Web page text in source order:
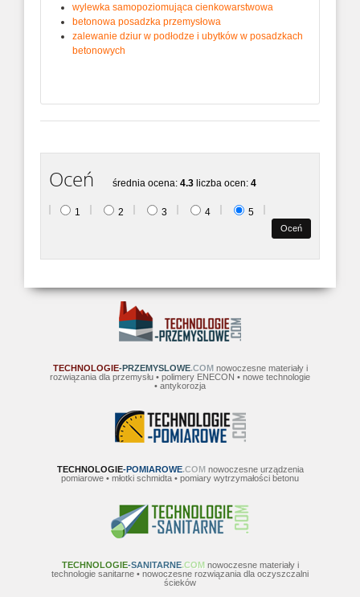
wylewka samopoziomująca cienkowarstwowa
betonowa posadzka przemysłowa
zalewanie dziur w podłodze i ubytków w posadzkach
betonowych
Oceń średnia ocena: 4.3 liczba ocen: 4
1 2 3 4 5
TECHNOLOGIE-PRZEMYSLOWE.COMnowoczesne materiały i
rozwiązania dla przemysłu • polimery ENECON • nowe technologie
• antykorozja
TECHNOLOGIE-POMIAROWE.COMnowoczesne urządzenia
pomiarowe • młotki schmidta • pomiary wytrzymałości betonu
TECHNOLOGIE-SANITARNE.COMnowoczesne materiały i
technologie sanitarne • nowoczesne rozwiązania dla oczyszczalni
ścieków